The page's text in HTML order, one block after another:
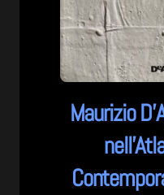
Maurizio